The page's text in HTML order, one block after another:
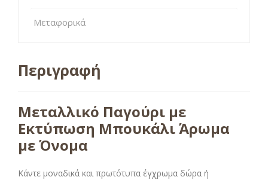
Μεταφορικά
Περιγραφή
Μεταλλικό Παγούρι με
Εκτύπωση Μπουκάλι Άρωμα
με Όνομα
Κάντε μοναδικά και πρωτότυπα έγχρωμα δώρα ή